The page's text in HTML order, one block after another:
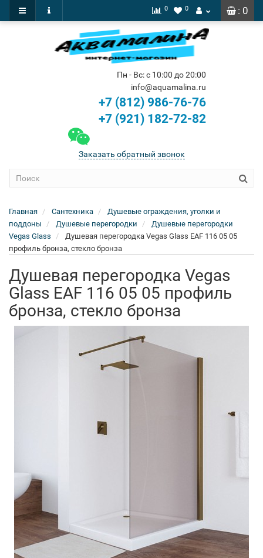
: 0
0 0
Пн - Вс: с 10:00 до 20:00
info@aquamalina.ru
+7 (812) 986-76-76
+7 (921) 182-72-82
Заказать обратный звонок
Главная Сантехника
Душевые ограждения, уголки и
поддоны
Душевые перегородки
Душевые перегородки
Vegas Glass
Душевая перегородка Vegas Glass EAF 116 05 05
профиль бронза, стекло бронза
Душевая перегородка Vegas
Glass EAF 116 05 05 профиль
бронза, стекло бронза